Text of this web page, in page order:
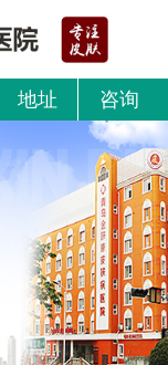
地址 咨询